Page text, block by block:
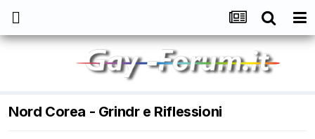
Nord Corea - Grindr e Riflessioni